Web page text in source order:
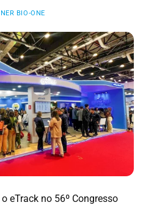
BIO-ONE
eTrack no 56º Congresso